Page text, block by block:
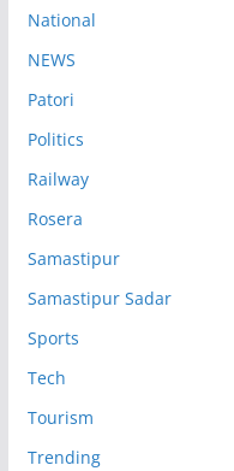
National
NEWS
Patori
Politics
Railway
Rosera
Samastipur
Samastipur Sadar
Sports
Tech
Tourism
Trending